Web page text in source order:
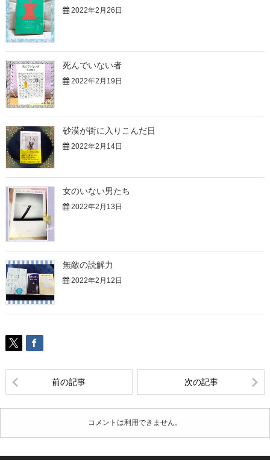
2022年2月26日
死んでいない者
2022年2月19日
砂漠が街に入りこんだ日
2022年2月14日
女のいない男たち
2022年2月13日
無敵の読解力
2022年2月12日
前の記事 次の記事
コメントは利用できません。